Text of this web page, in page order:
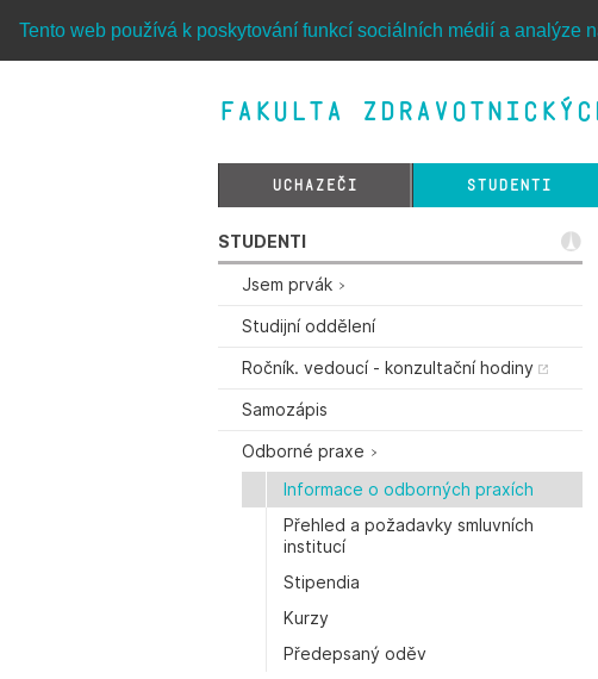
Tento web používá k poskytování funkcí sociálních médií a analýze
Fakulta
UCHAZEČI STUDENTI
STUDENTI
Jsem prvák
Studijní oddělení
Ročník. vedoucí - konzultační hodiny
Samozápis
Odborné praxe
Informace o odborných praxích
Přehled a požadavky smluvních
institucí
Stipendia
Kurzy
Předepsaný oděv